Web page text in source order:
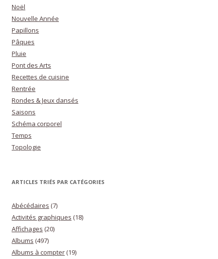
Noël
Nouvelle Année
Papillons
Pâques
Pluie
Pont des Arts
Recettes de cuisine
Rentrée
Rondes & Jeux dansés
Saisons
Schéma corporel
Temps
Topologie
ARTICLES TRIÉS PAR CATÉGORIES
Abécédaires (7)
Activités graphiques (18)
Affichages (20)
Albums (497)
Albums à compter (19)